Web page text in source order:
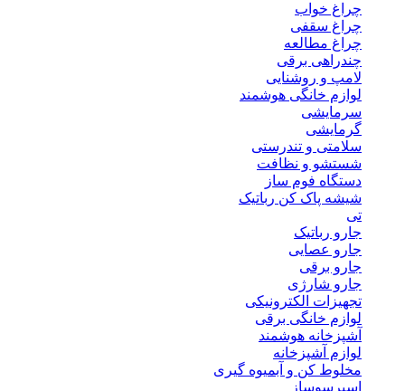
چراغ خواب
چراغ سقفی
چراغ مطالعه
چندراهی برقی
لامپ و روشنایی
لوازم خانگی هوشمند
سرمایشی
گرمایشی
سلامتی و تندرستی
شستشو و نظافت
دستگاه فوم ساز
شیشه پاک کن رباتیک
تی
جارو رباتیک
جارو عصایی
جارو برقی
جارو شارژی
تجهیزات الکترونیکی
لوازم خانگی برقی
آشپزخانه هوشمند
لوازم آشپزخانه
مخلوط کن و آبمیوه گیری
اسپرسوساز